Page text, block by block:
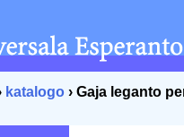
katalogo › Gaja leganto